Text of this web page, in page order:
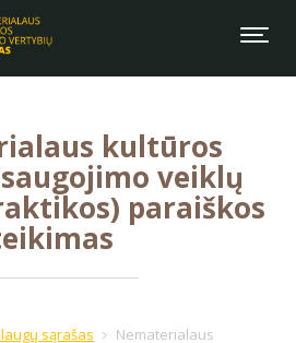
kultūros
veiklų
paraiškos
sąrašas
Nematerialaus